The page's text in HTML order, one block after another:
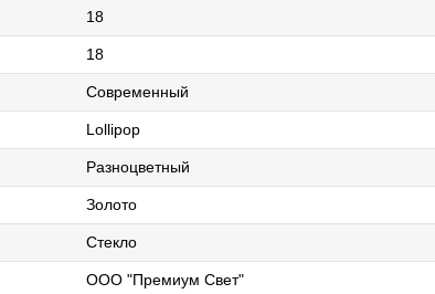
18
18
Современный
Lollipop
Разноцветный
Золото
Стекло
ООО "Премиум Свет"